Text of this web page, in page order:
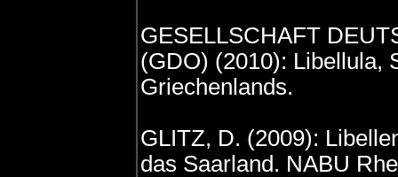
GESELLSCHAFT
(GDO) (2010): Libellula,
Griechenlands.
GLITZ, D. (2009):
das Saarland. NABU